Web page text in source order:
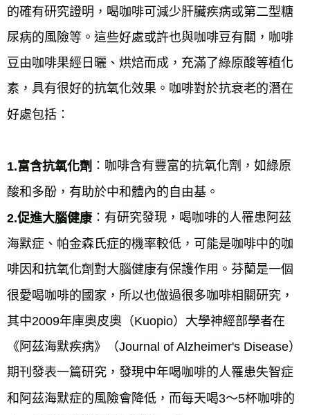
的確有研究證明，喝咖啡可減少肝臟疾病或第二型糖
尿病的風險等。這些好處或許也與咖啡豆有關，咖啡
豆由咖啡果經日曬、烘焙而成，充滿了綠原酸等植化
素，具有很好的抗氧化效果。咖啡對於抗衰老的潛在
好處包括：
1.富含抗氧化劑 ：咖啡含有豐富的抗氧化劑，如綠原
酸和多酚，有助於中和體內的自由基。
2.促進大腦健康 ：有研究發現，喝咖啡的人罹患阿茲
海默症、帕金森氏症的機率較低，可能是咖啡中的咖
啡因和抗氧化劑對大腦健康有保護作用。芬蘭是一個
很愛喝咖啡的國家，所以也做過很多咖啡相關研究，
其中2009年庫奧皮奧（Kuopio）大學神經部學者在
《阿茲海默疾病》（Journal of Alzheimer's Disease）
期刊發表一篇研究，發現中年喝咖啡的人罹患失智症
和阿茲海默症的風險會降低，而每天喝3～5杯咖啡的